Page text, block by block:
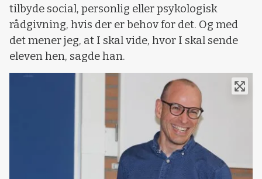
tilbyde social, personlig eller psykologisk
rådgivning, hvis der er behov for det. Og med
det mener jeg, at I skal vide, hvor I skal sende
eleven hen, sagde han.